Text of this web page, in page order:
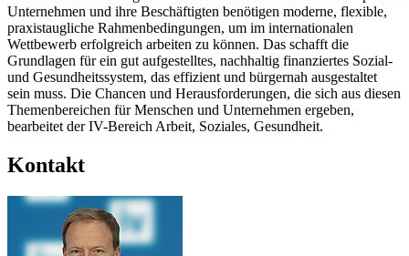
Unternehmen und ihre Beschäftigten benötigen moderne, flexible,
praxistaugliche Rahmenbedingungen, um im internationalen
Wettbewerb erfolgreich arbeiten zu können. Das schafft die
Grundlagen für ein gut aufgestelltes, nachhaltig finanziertes Sozial-
und Gesundheitssystem, das effizient und bürgernah ausgestaltet
sein muss. Die Chancen und Herausforderungen, die sich aus diesen
Themenbereichen für Menschen und Unternehmen ergeben,
bearbeitet der IV-Bereich Arbeit, Soziales, Gesundheit.
Kontakt